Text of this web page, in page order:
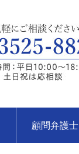
顧問弁護士